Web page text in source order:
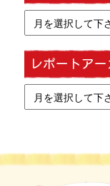
レポートア